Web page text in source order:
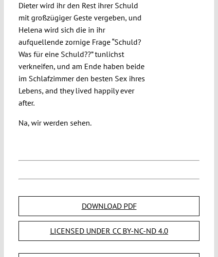
Dieter wird ihr den Rest ihrer Schuld
mit großzügiger Geste vergeben, und
Helena wird sich die in ihr
aufquellende zornige Frage “Schuld?
Was für eine Schuld??” tunlichst
verkneifen, und am Ende haben beide
im Schlafzimmer den besten Sex ihres
Lebens, and they lived happily ever
after.
Na, wir werden sehen.
DOWNLOAD PDF
LICENSED UNDER CC BY-NC-ND 4.0